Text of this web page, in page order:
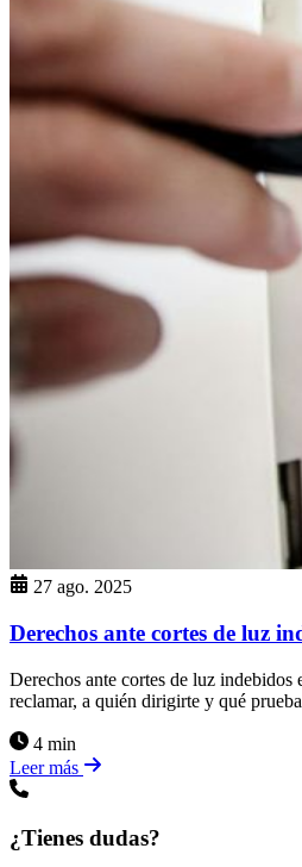
27 ago. 2025
Derechos ante cortes de luz
Derechos ante cortes de luz indebidos
reclamar, a quién dirigirte y qué
4 min
Leer más
¿Tienes dudas?